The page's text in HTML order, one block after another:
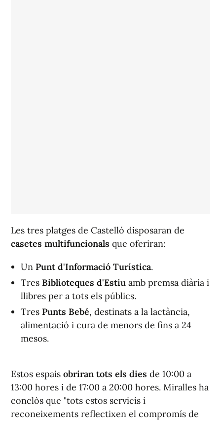
Les tres platges de Castelló disposaran de
casetes multifuncionals que oferiran:
Un Punt d'Informació Turística.
Tres Biblioteques d'Estiu amb premsa diària i
llibres per a tots els públics.
Tres Punts Bebé, destinats a la lactància,
alimentació i cura de menors de fins a 24
mesos.
Estos espais obriran tots els dies de 10:00 a
13:00 hores i de 17:00 a 20:00 hores. Miralles ha
conclòs que "tots estos servicis i
reconeixements reflectixen el compromís de